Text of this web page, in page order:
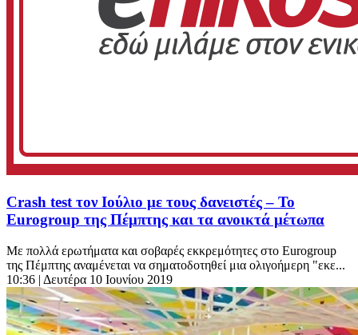
Crash test τον Ιούλιο με τους δανειστές – Το
Eurogroup της Πέμπτης και τα ανοικτά μέτωπα
Με πολλά ερωτήματα και σοβαρές εκκρεμότητες στο Eurogroup
της Πέμπτης αναμένεται να σηματοδοτηθεί μια ολιγοήμερη "εκε...
10:36 | Δευτέρα 10 Ιουνίου 2019